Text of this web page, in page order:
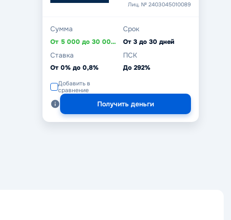
Лиц. № 2403045010089
Сумма
От 5 000 до 30 000 ₽
Срок
От 3 до 30 дней
Ставка
От 0% до 0,8%
ПСК
До 292%
Добавить в
сравнение
Получить деньги